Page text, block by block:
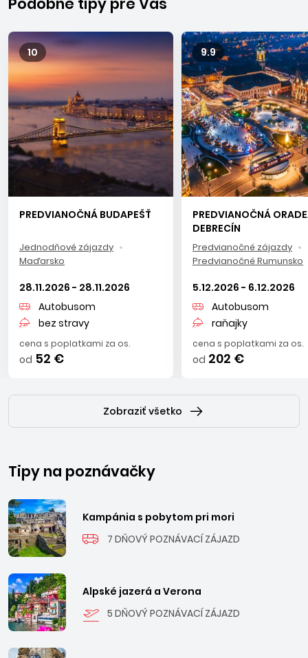
10
PREDVIANOČNÁ BUDAPEŠŤ
Jednodňové zájazdy
Maďarsko
28.11.2026 - 28.11.2026
Autobusom
bez stravy
cena s poplatkami za os.
od 52 €
9.9
PREDVIANOČNÁ
DEBRECÍN
Predvianočné zájazdy
Predvianočné Rumunsko
5.12.2026 - 6.12.2026
Autobusom
raňajky
cena s poplatkami za os.
od 202 €
Zobraziť všetko
Tipy na poznávačky
Kampánia s pobytom pri mori
7 DŇOVÝ POZNÁVACÍ ZÁJAZD
Alpské jazerá a Verona
5 DŇOVÝ POZNÁVACÍ ZÁJAZD